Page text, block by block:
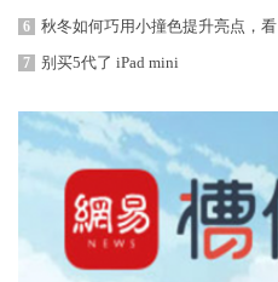
6 秋冬如何巧用小撞色提升亮点，看
7 别买5代了 iPad mini